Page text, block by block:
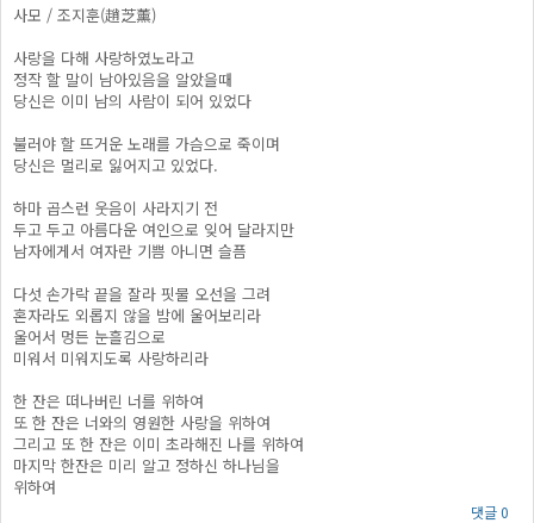
사모 / 조지훈(趙芝薰)
사랑을 다해 사랑하였노라고
정작 할 말이 남아있음을 알았을때
당신은 이미 남의 사람이 되어 있었다
불러야 할 뜨거운 노래를 가슴으로 죽이며
당신은 멀리로 잃어지고 있었다.
하마 곱스런 웃음이 사라지기 전
두고 두고 아름다운 여인으로 잊어 달라지만
남자에게서 여자란 기쁨 아니면 슬픔
다섯 손가락 끝을 잘라 핏물 오선을 그려
혼자라도 외롭지 않을 밤에 울어보리라
울어서 멍든 눈흘김으로
미워서 미워지도록 사랑하리라
한 잔은 떠나버린 너를 위하여
또 한 잔은 너와의 영원한 사랑을 위하여
그리고 또 한 잔은 이미 초라해진 나를 위하여
마지막 한잔은 미리 알고 정하신 하나님을
위하여
댓글 0